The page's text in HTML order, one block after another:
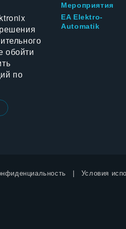
обойти
по
Мероприятия
EA Elektro-
Automatik
Условия